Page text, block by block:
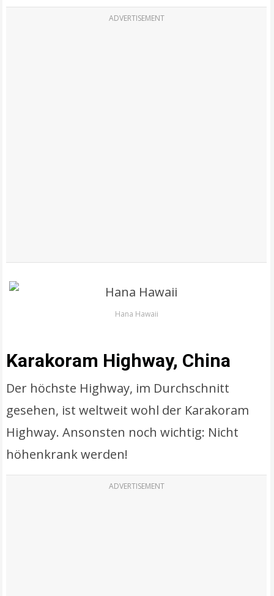
ADVERTISEMENT
Hana Hawaii
Karakoram Highway, China
Der höchste Highway, im Durchschnitt
gesehen, ist weltweit wohl der Karakoram
Highway. Ansonsten noch wichtig: Nicht
höhenkrank werden!
ADVERTISEMENT